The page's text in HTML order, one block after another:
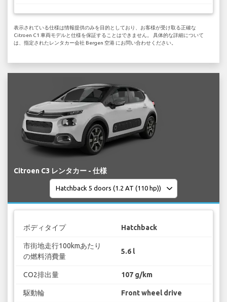
表示されている仕様は情報提供のみを目的としており、お客様が受け取る正確な
Citroen C1 車両モデルと仕様を保証することはできません。 具体的な詳細について
は、指定されたレンタカー会社 Bergen 空港 にお問い合わせください。
Citroen C3 レンタカー - 仕様
ボディタイプ Hatchback
市街地走行100kmあたり
の燃料消費量
5.6 l
CO2排出量 107 g/km
駆動輪 Front wheel drive